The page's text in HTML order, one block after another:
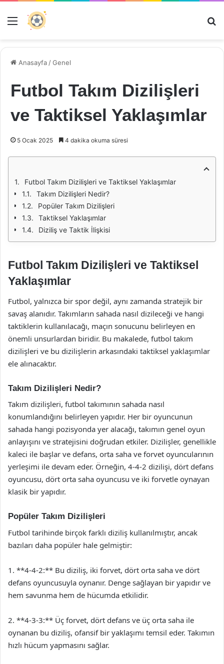
Menü
Anasayfa /Genel
Futbol Takım Dizilişleri
ve Taktiksel Yaklaşımlar
5 Ocak 2025 4 dakika okuma süresi
Futbol Takım Dizilişleri ve Taktiksel Yaklaşımlar
Takım Dizilişleri Nedir?
Popüler Takım Dizilişleri
Taktiksel Yaklaşımlar
Diziliş ve Taktik İlişkisi
Futbol Takım Dizilişleri ve Taktiksel
Yaklaşımlar
Futbol, yalnızca bir spor değil, aynı zamanda stratejik bir
savaş alanıdır. Takımların sahada nasıl dizileceği ve hangi
taktiklerin kullanılacağı, maçın sonucunu belirleyen en
önemli unsurlardan biridir. Bu makalede, futbol takım
dizilişleri ve bu dizilişlerin arkasındaki taktiksel yaklaşımlar
ele alınacaktır.
Takım Dizilişleri Nedir?
Takım dizilişleri, futbol takımının sahada nasıl
konumlandığını belirleyen yapıdır. Her bir oyuncunun
sahada hangi pozisyonda yer alacağı, takımın genel oyun
anlayışını ve stratejisini doğrudan etkiler. Dizilişler, genellikle
kaleci ile başlar ve defans, orta saha ve forvet oyuncularının
yerleşimi ile devam eder. Örneğin, 4-4-2 dizilişi, dört defans
oyuncusu, dört orta saha oyuncusu ve iki forvetle oynayan
klasik bir yapıdır.
Popüler Takım Dizilişleri
Futbol tarihinde birçok farklı diziliş kullanılmıştır, ancak
bazıları daha popüler hale gelmiştir:
1. **4-4-2:** Bu diziliş, iki forvet, dört orta saha ve dört
defans oyuncusuyla oynanır. Denge sağlayan bir yapıdır ve
hem savunma hem de hücumda etkilidir.
2. **4-3-3:** Üç forvet, dört defans ve üç orta saha ile
oynanan bu diziliş, ofansif bir yaklaşımı temsil eder. Takımın
hızlı hücum yapmasını sağlar.